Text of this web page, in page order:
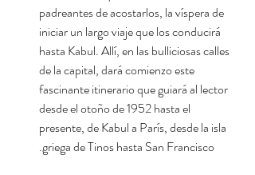
padreantes de acostarlos, la víspera de
iniciar un largo viaje que los conducirá
hasta Kabul. Allí, en las bulliciosas calles
de la capital, dará comienzo este
fascinante itinerario que guiará al lector
desde el otoño de 1952 hasta el
presente, de Kabul a París, desde la isla
griega de Tinos hasta San Francisco.